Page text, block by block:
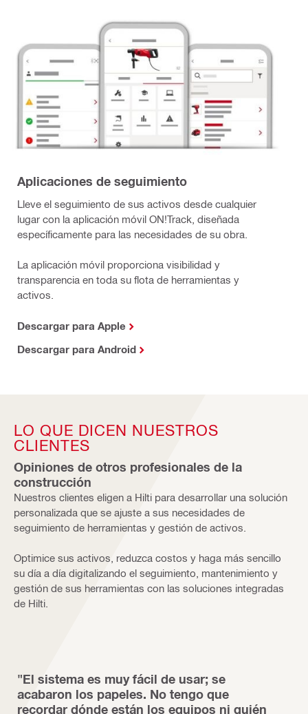
Aplicaciones de seguimiento
Lleve el seguimiento de sus activos desde cualquier
lugar con la aplicación móvil ON!Track, diseñada
específicamente para las necesidades de su obra.
La aplicación móvil proporciona visibilidad y
transparencia en toda su flota de herramientas y
activos.
Descargar para Apple
Descargar para Android
LO QUE DICEN NUESTROS
CLIENTES
Opiniones de otros profesionales de la
construcción
Nuestros clientes eligen a Hilti para desarrollar una solución
personalizada que se ajuste a sus necesidades de
seguimiento de herramientas y gestión de activos.
Optimice sus activos, reduzca costos y haga más sencillo
su día a día digitalizando el seguimiento, mantenimiento y
gestión de sus herramientas con las soluciones integradas
de Hilti.
"El sistema es muy fácil de usar; se
acabaron los papeles. No tengo que
recordar dónde están los equipos ni quién